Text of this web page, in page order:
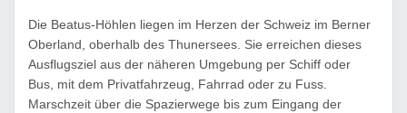
Die Beatus-Höhlen liegen im Herzen der Schweiz im Berner
Oberland, oberhalb des Thunersees. Sie erreichen dieses
Ausflugsziel aus der näheren Umgebung per Schiff oder
Bus, mit dem Privatfahrzeug, Fahrrad oder zu Fuss.
Marschzeit über die Spazierwege bis zum Eingang der